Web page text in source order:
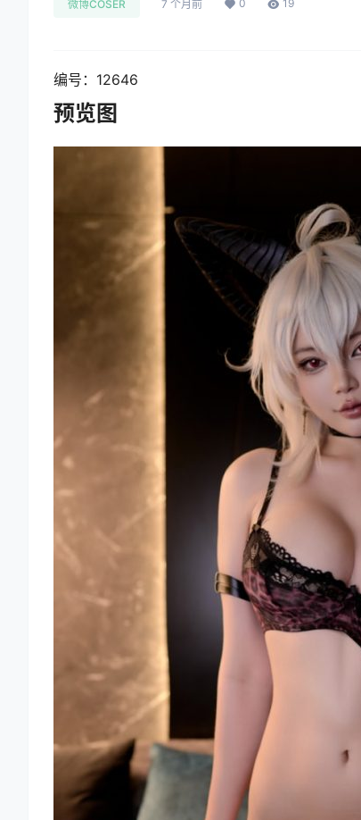
微博COSER 7 个月前 0 19
编号：12646
预览图